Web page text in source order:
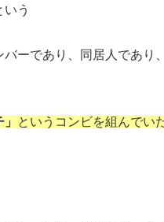
う
バーであり、同居人であり
というコンビを組んでい